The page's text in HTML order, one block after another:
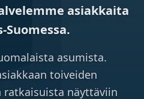
asiakkaita
Suomessa.
asumista.
toiveiden
ratkaisuista näyttäviin